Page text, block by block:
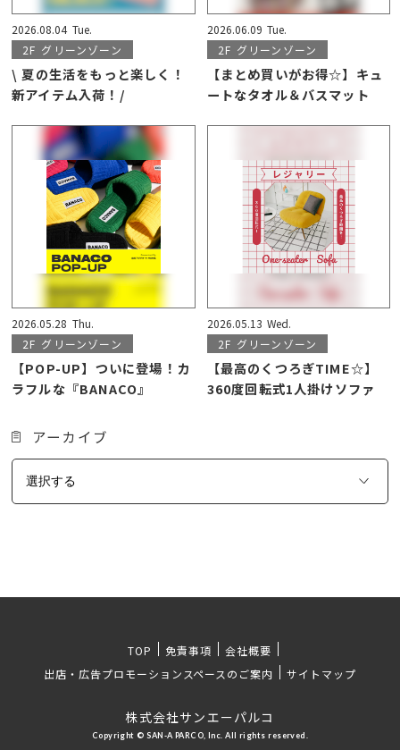
2026.08.04 Tue.
2F グリーンゾーン
\ 夏の生活をもっと楽しく！
新アイテム入荷！/
2026.06.09 Tue.
2F グリーンゾーン
【まとめ買いがお得☆】キュ
ートなタオル＆バスマット
2026.05.28 Thu.
2F グリーンゾーン
【POP-UP】ついに登場！カ
ラフルな『BANACO』
2026.05.13 Wed.
2F グリーンゾーン
【最高のくつろぎTIME☆】
360度回転式1人掛けソファ
アーカイブ
TOP 免責事項
会社概要
出店・広告プロモーションスペースのご案内
サイトマップ
株式会社サンエーパルコ
Copyright © SAN-A PARCO, Inc. All rights reserved.